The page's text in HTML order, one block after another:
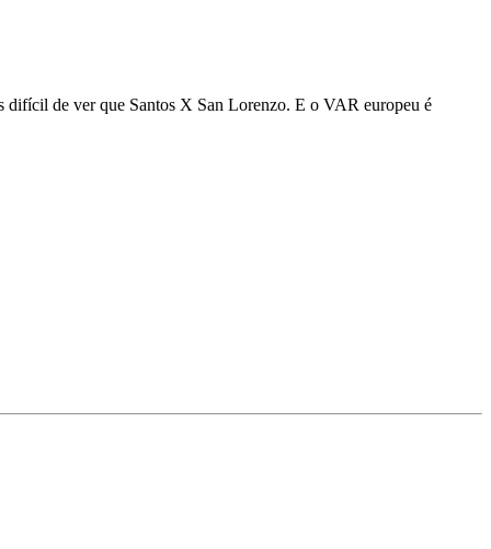
difícil de ver que Santos X San Lorenzo. E o VAR europeu é